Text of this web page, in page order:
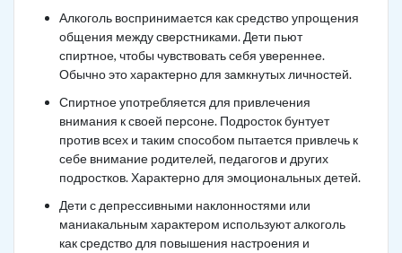
Алкоголь воспринимается как средство упрощения
общения между сверстниками. Дети пьют
спиртное, чтобы чувствовать себя увереннее.
Обычно это характерно для замкнутых личностей.
Спиртное употребляется для привлечения
внимания к своей персоне. Подросток бунтует
против всех и таким способом пытается привлечь к
себе внимание родителей, педагогов и других
подростков. Характерно для эмоциональных детей.
Дети с депрессивными наклонностями или
маниакальным характером используют алкоголь
как средство для повышения настроения и